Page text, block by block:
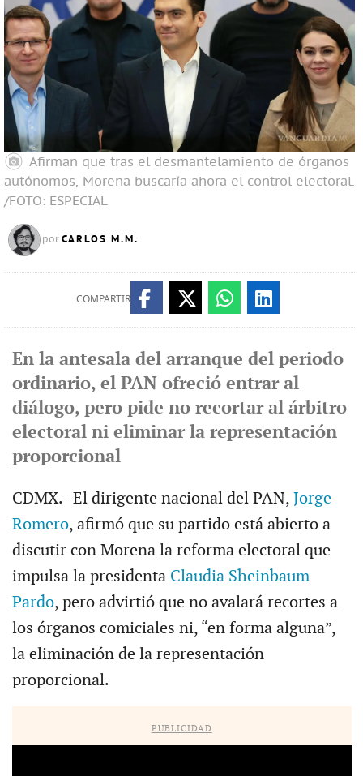
Afirman que tras el desmantelamiento de órganos
autónomos, Morena buscaría ahora el control electoral.
/FOTO: ESPECIAL
por CARLOS M.M.
COMPARTIR
En la antesala del arranque del periodo
ordinario, el PAN ofreció entrar al
diálogo, pero pide no recortar al árbitro
electoral ni eliminar la representación
proporcional
CDMX.- El dirigente nacional del PAN, Jorge
Romero, afirmó que su partido está abierto a
discutir con Morena la reforma electoral que
impulsa la presidenta Claudia Sheinbaum
Pardo, pero advirtió que no avalará recortes a
los órganos comiciales ni, “en forma alguna”,
la eliminación de la representación
proporcional.
PUBLICIDAD